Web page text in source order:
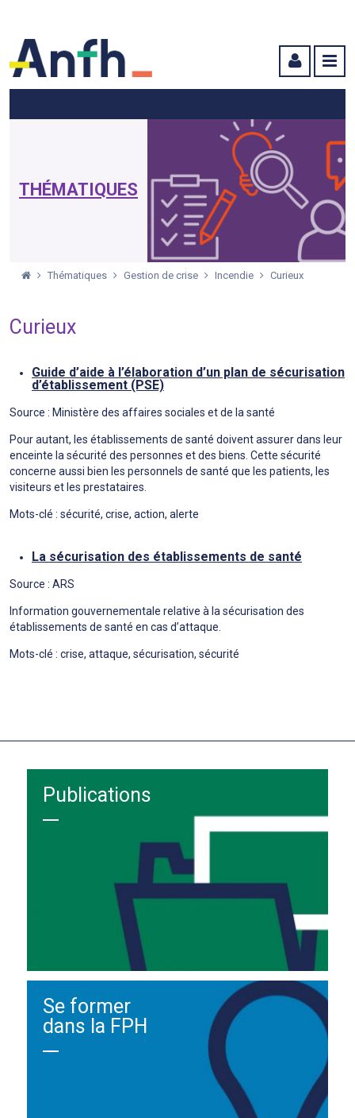
THÉMATIQUES
Thématiques Gestion de crise Incendie Curieux
Curieux
Guide d’aide à l’élaboration d’un plan de sécurisation
d’établissement (PSE)
Source : Ministère des affaires sociales et de la santé
Pour autant, les établissements de santé doivent assurer dans leur
enceinte la sécurité des personnes et des biens. Cette sécurité
concerne aussi bien les personnels de santé que les patients, les
visiteurs et les prestataires.
Mots-clé : sécurité, crise, action, alerte
La sécurisation des établissements de santé
Source : ARS
Information gouvernementale relative à la sécurisation des
établissements de santé en cas d’attaque.
Mots-clé : crise, attaque, sécurisation, sécurité
Publications
Se former
dans la FPH